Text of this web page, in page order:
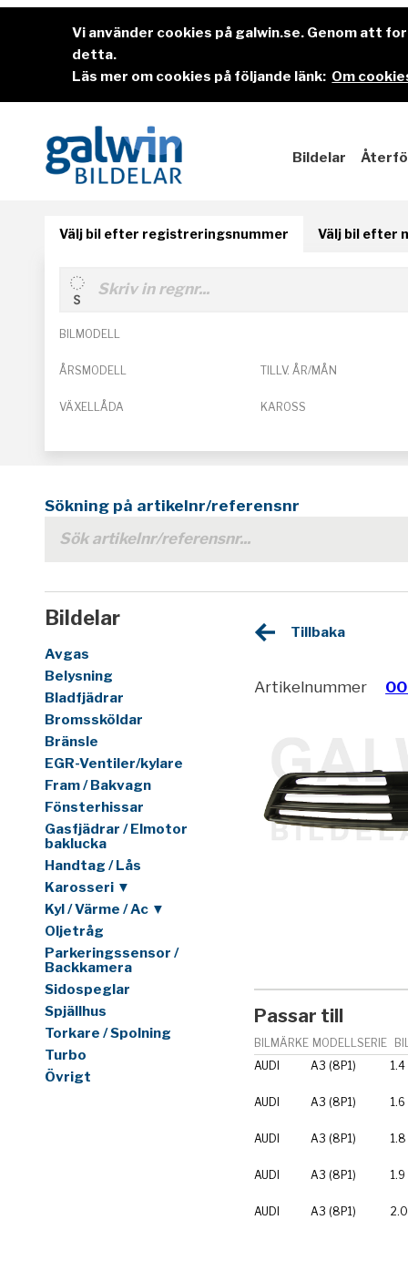
Vi använder cookies på galwin.se. Genom att
detta.
Läs mer om cookies på följande länk: Om
Bildelar
Välj bil efter registreringsnummer Välj bil efter
BILMODELL
ÅRSMODELL TILLV. ÅR/MÅN
VÄXELLÅDA KAROSS
Sökning på artikelnr/referensnr
Bildelar
Avgas
Belysning
Bladfjädrar
Bromssköldar
Bränsle
EGR-Ventiler/kylare
Fram / Bakvagn
Fönsterhissar
Gasfjädrar / Elmotor
baklucka
Handtag / Lås
Karosseri ▼
Kyl / Värme / Ac ▼
Oljetråg
Parkeringssensor /
Backkamera
Sidospeglar
Spjällhus
Torkare / Spolning
Turbo
Övrigt
Tillbaka
Artikelnummer
Passar till
BILMÄRKE MODELLSERIE
AUDI
A3 (8P1) 1.4
AUDI A3 (8P1) 1.6
AUDI A3 (8P1) 1.8
AUDI A3 (8P1) 1.9
AUDI A3 (8P1)